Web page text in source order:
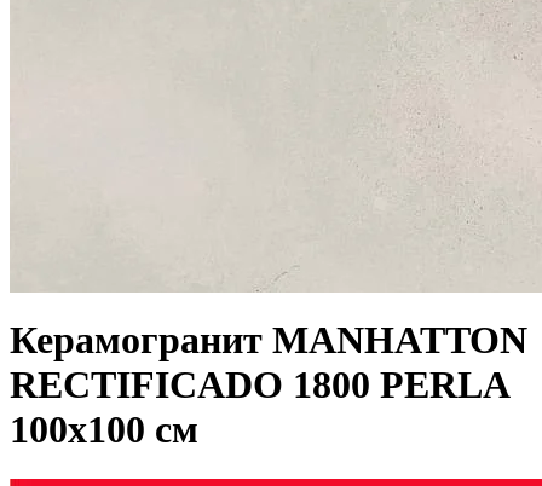
Керамогранит MANHATTON
RECTIFICADO 1800 PERLA
100x100 см